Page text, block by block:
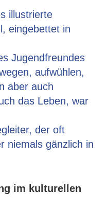
illustrierte
eingebettet in
Jugendfreundes
aufwühlen,
aber auch
das Leben, war
der oft
niemals gänzlich in
im kulturellen